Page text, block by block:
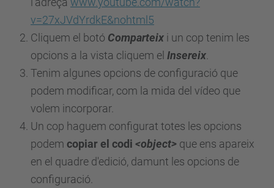
v=27xJVdYrdkE&nohtml5
Cliquem el botó Comparteix i un cop tenim les
opcions a la vista cliquem el Insereix
Tenim algunes opcions de configuració que
podem modificar, com la mida del vídeo que
volem incorporar.
Un cop haguem configurat totes les opcions
podem copiar el codi <object> que ens apareix
en el quadre d'edició, damunt les opcions de
configuració.